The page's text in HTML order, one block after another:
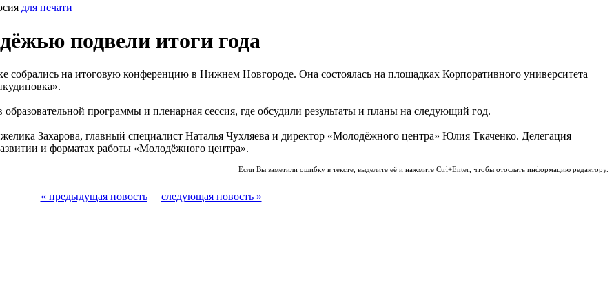
для печати
подвели итоги года
собрались на итоговую конференцию в Нижнем Новгороде. Она состоялась на площадках Корпоративного университета
программы и пленарная сессия, где обсудили результаты и планы на следующий год.
Захарова, главный специалист Наталья Чухляева и директор «Молодёжного центра» Юлия Ткаченко. Делегация
и форматах работы «Молодёжного центра».
Если Вы заметили ошибку в тексте, выделите её и нажмите Ctrl+Enter, чтобы отослать информацию редактору.
« предыдущая новость следующая новость »